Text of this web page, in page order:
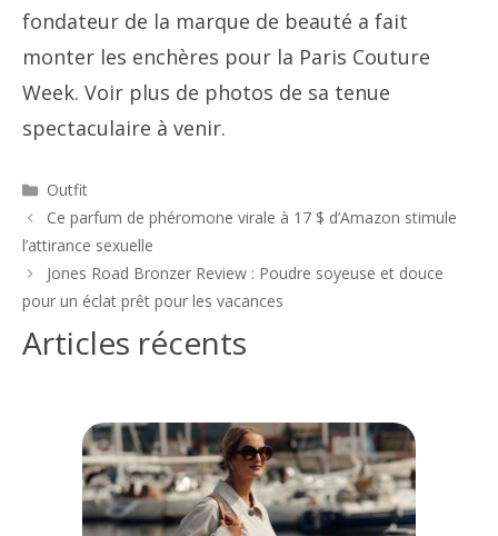
fondateur de la marque de beauté a fait
monter les enchères pour la Paris Couture
Week. Voir plus de photos de sa tenue
spectaculaire à venir.
Catégories
Outfit
Navigation
des
Ce parfum de phéromone virale à 17 $ d’Amazon stimule
l’attirance sexuelle
Jones Road Bronzer Review : Poudre soyeuse et douce
pour un éclat prêt pour les vacances
Articles récents